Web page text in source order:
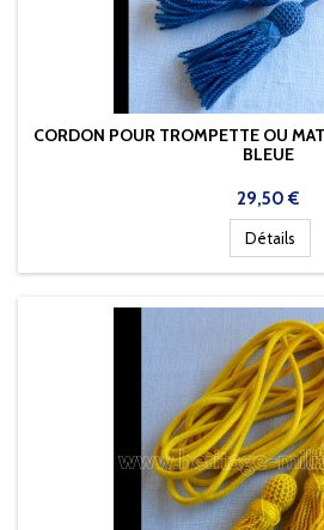
CORDON POUR TROMPETTE OU
BLEUE
Prix
29,50 €
Détails